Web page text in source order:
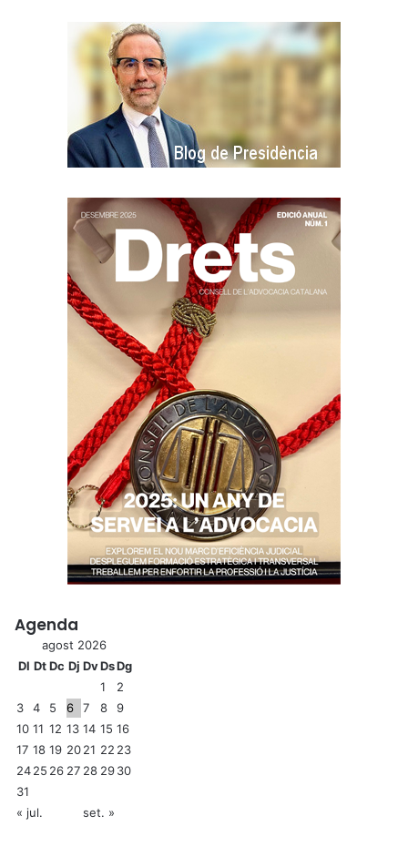
Agenda
agost 2026
Dl DtDc Dj DvDsDg
1
2
3
4 5 6 7 8
9
10 11 12 13 14 15 16
17 18 19 2021 22 23
2425 26 27 28 2930
31
« jul.
set. »